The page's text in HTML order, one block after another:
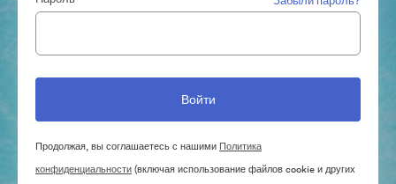
Продолжая, вы соглашаетесь с нашими Политика
конфиденциальности(включая использование файлов cookie и других